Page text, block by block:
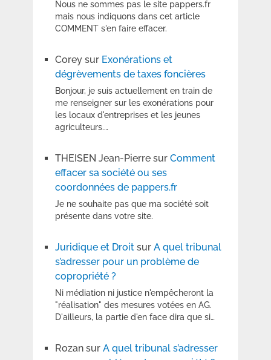
Nous ne sommes pas le site pappers.fr
mais nous indiquons dans cet article
COMMENT s'en faire effacer.
Coreysur Exonérations et
dégrèvements de taxes foncières
Bonjour, je suis actuellement en train de
me renseigner sur les exonérations pour
les locaux d'entreprises et les jeunes
agriculteurs.…
THEISEN Jean-Pierresur Comment
effacer sa société ou ses
coordonnées de pappers.fr
Je ne souhaite pas que ma société soit
présente dans votre site.
Juridique et Droitsur A quel tribunal
s’adresser pour un problème de
copropriété ?
Ni médiation ni justice n'empêcheront la
"réalisation" des mesures votées en AG.
D'ailleurs, la partie d'en face dira que si…
Rozansur A quel tribunal s’adresser